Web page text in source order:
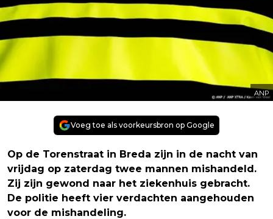
ANP
Voeg toe als voorkeursbron op Google
Op de Torenstraat in Breda zijn in de nacht van
vrijdag op zaterdag twee mannen mishandeld.
Zij zijn gewond naar het ziekenhuis gebracht.
De politie heeft vier verdachten aangehouden
voor de mishandeling.